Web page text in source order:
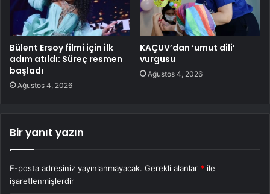
Bülent Ersoy filmi için ilk
adım atıldı: Süreç resmen
başladı
Ağustos 4, 2026
KAÇUV’dan ‘umut dili’
vurgusu
Ağustos 4, 2026
Bir yanıt yazın
E-posta adresiniz yayınlanmayacak. Gerekli alanlar * ile
işaretlenmişlerdir